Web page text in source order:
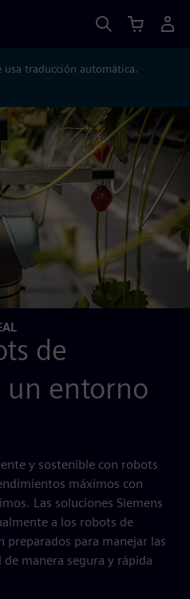
usa traducción automática.
de
un entorno
y sostenible con robots
máximos con
Las soluciones Siemens
a los robots de
preparados para manejar las
manera segura y rápida